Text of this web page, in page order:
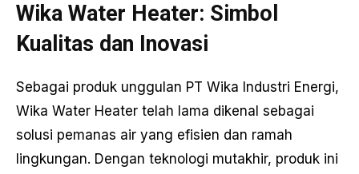
Wika Water Heater: Simbol
Kualitas dan Inovasi
Sebagai produk unggulan PT Wika Industri Energi,
Wika Water Heater telah lama dikenal sebagai
solusi pemanas air yang efisien dan ramah
lingkungan. Dengan teknologi mutakhir, produk ini